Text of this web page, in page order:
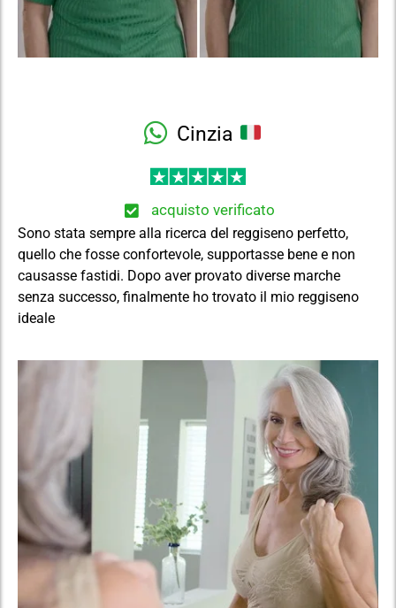
Cinzia
acquisto verificato
Sono stata sempre alla ricerca del reggiseno perfetto,
quello che fosse confortevole, supportasse bene e non
causasse fastidi. Dopo aver provato diverse marche
senza successo, finalmente ho trovato il mio reggiseno
ideale